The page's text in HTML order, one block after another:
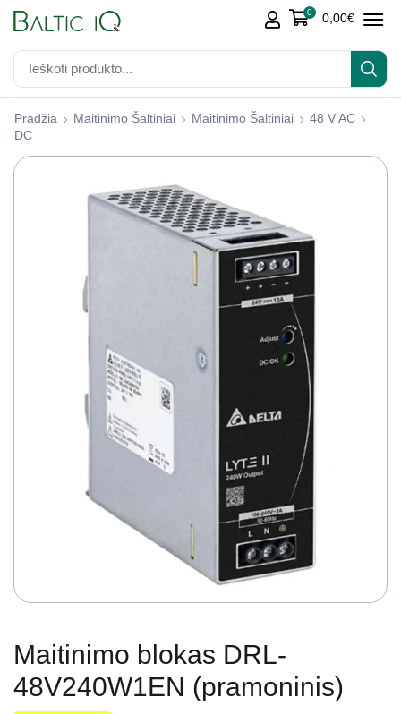
0 0,00€
Pradžia Maitinimo Šaltiniai Maitinimo Šaltiniai
48 V AC
DC
Maitinimo blokas DRL-
48V240W1EN (pramoninis)